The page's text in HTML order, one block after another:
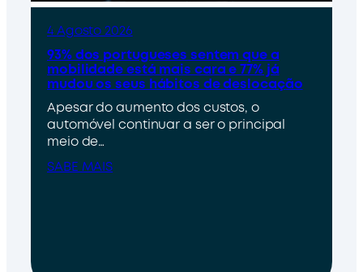
4 Agosto 2026
93% dos portugueses sentem que a
mobilidade está mais cara e 77% já
mudou os seus hábitos de deslocação
Apesar do aumento dos custos, o
automóvel continuar a ser o principal
meio de…
SABE MAIS